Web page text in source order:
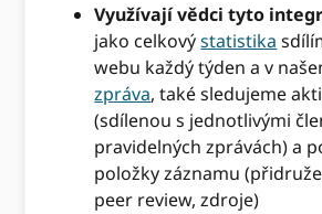
Využívají vědci tyto
jako celkovýstatistika
webu každý týden a v
zpráva, také sledujeme
(sdílenou s jednotlivými
pravidelných zprávách) a
položky záznamu
peer review, zdroje)